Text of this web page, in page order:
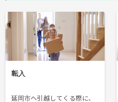
転入
延岡市へ引越してくる際に、